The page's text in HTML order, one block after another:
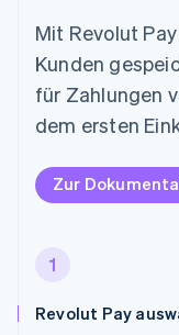
Mit Revolut
Kunden
für Zahlungen
dem ersten
Zur
1
Revolut Pay